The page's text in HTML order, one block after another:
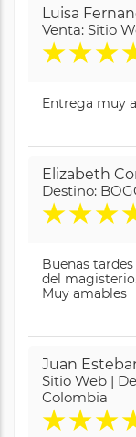
Luisa
Venta: Sitio
★★★
Entrega muy
Elizabeth
Destino:
★★★
Buenas
del
Muy amables
Juan
Sitio Web |
Colombia
★★★